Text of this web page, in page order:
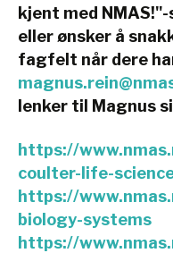
kjent med
eller ønsker å
fagfelt når dere
lenker til Magnus
https://
coulter-life-
https://
biology-systems
https://